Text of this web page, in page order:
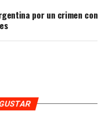
por un crimen con